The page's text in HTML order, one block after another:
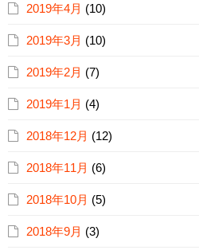
2019年4月 (10)
2019年3月 (10)
2019年2月 (7)
2019年1月 (4)
2018年12月 (12)
2018年11月 (6)
2018年10月 (5)
2018年9月 (3)